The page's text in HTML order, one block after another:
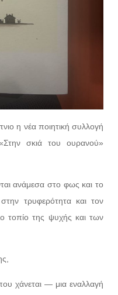
η νέα ποιητική συλλογή
σκιά του ουρανού»
ανάμεσα στο φως και το
τρυφερότητα και τον
τοπίο της ψυχής και των
χάνεται — μια εναλλαγή